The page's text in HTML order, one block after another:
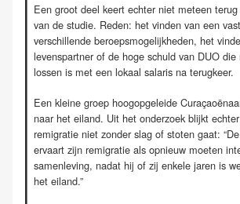
Een groot deel keert echter niet meteen
van de studie. Reden: het vinden van een
verschillende beroepsmogelijkheden, het
levenspartner of de hoge schuld van DUO
lossen is met een lokaal salaris na terugkeer.
Een kleine groep hoogopgeleide
naar het eiland. Uit het onderzoek blijkt
remigratie niet zonder slag of stoten gaat:
ervaart zijn remigratie als opnieuw moeten
samenleving, nadat hij of zij enkele jaren is
het eiland.”